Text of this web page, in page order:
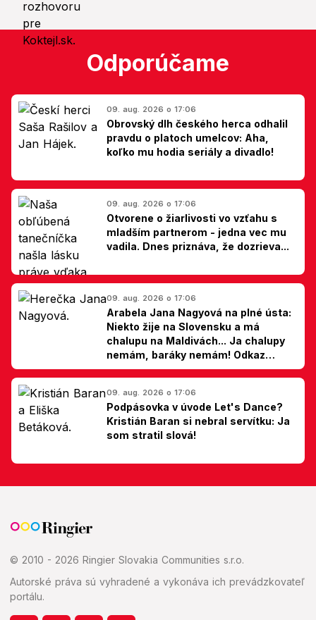
Odporúčame
09. aug. 2026 o 17:06
Obrovský dlh českého herca odhalil
pravdu o platoch umelcov: Aha,
koľko mu hodia seriály a divadlo!
09. aug. 2026 o 17:06
Otvorene o žiarlivosti vo vzťahu s
mladším partnerom - jedna vec mu
vadila. Dnes priznáva, že dozrieva...
09. aug. 2026 o 17:06
Arabela Jana Nagyová na plné ústa:
Niekto žije na Slovensku a má
chalupu na Maldivách... Ja chalupy
nemám, baráky nemám! Odkaz
Slovákom
09. aug. 2026 o 17:06
Podpásovka v úvode Let's Dance?
Kristián Baran si nebral servítku: Ja
som stratil slová!
© 2010 - 2026 Ringier Slovakia Communities s.r.o.
Autorské práva sú vyhradené a vykonáva ich prevádzkovateľ
portálu.